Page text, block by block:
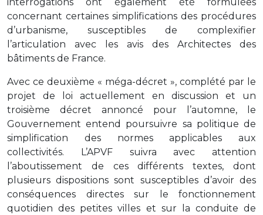
interrogations ont également été formulées
concernant certaines simplifications des procédures
d’urbanisme, susceptibles de complexifier
l’articulation avec les avis des Architectes des
bâtiments de France.
Avec ce deuxième « méga-décret », complété par le
projet de loi actuellement en discussion et un
troisième décret annoncé pour l’automne, le
Gouvernement entend poursuivre sa politique de
simplification des normes applicables aux
collectivités. L’APVF suivra avec attention
l’aboutissement de ces différents textes, dont
plusieurs dispositions sont susceptibles d’avoir des
conséquences directes sur le fonctionnement
quotidien des petites villes et sur la conduite de